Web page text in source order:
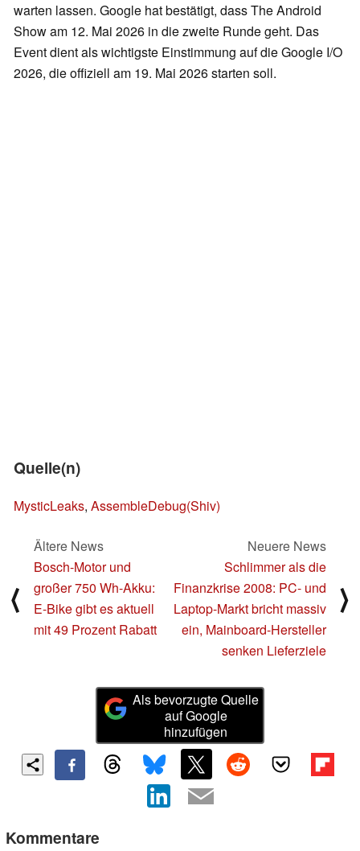
warten lassen. Google hat bestätigt, dass The Android
Show am 12. Mai 2026 in die zweite Runde geht. Das
Event dient als wichtigste Einstimmung auf die Google I/O
2026, die offiziell am 19. Mai 2026 starten soll.
Quelle(n)
MysticLeaks, AssembleDebug(Shiv)
⟨
Ältere News
Bosch-Motor und
großer 750 Wh-Akku:
E-Bike gibt es aktuell
mit 49 Prozent Rabatt
Neuere News
Schlimmer als die
Finanzkrise 2008: PC- und
Laptop-Markt bricht massiv
ein, Mainboard-Hersteller
senken Lieferziele
⟩
Als bevorzugte Quelle
auf Google
hinzufügen
Kommentare